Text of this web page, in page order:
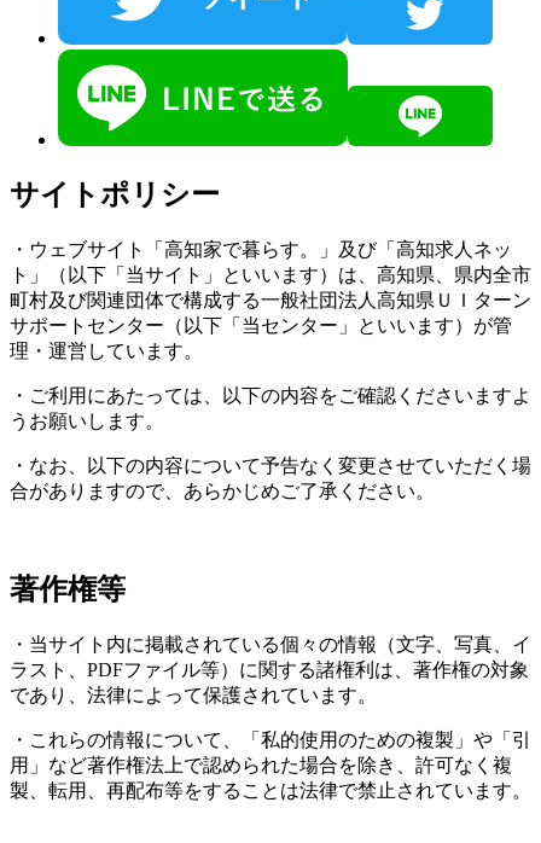
サイトポリシー
・ウェブサイト「高知家で暮らす。」及び「高知求人ネッ
ト」（以下「当サイト」といいます）は、高知県、県内全市
町村及び関連団体で構成する一般社団法人高知県ＵＩターン
サポートセンター（以下「当センター」といいます）が管
理・運営しています。
・ご利用にあたっては、以下の内容をご確認くださいますよ
うお願いします。
・なお、以下の内容について予告なく変更させていただく場
合がありますので、あらかじめご了承ください。
著作権等
・当サイト内に掲載されている個々の情報（文字、写真、イ
ラスト、PDFファイル等）に関する諸権利は、著作権の対象
であり、法律によって保護されています。
・これらの情報について、「私的使用のための複製」や「引
用」など著作権法上で認められた場合を除き、許可なく複
製、転用、再配布等をすることは法律で禁止されています。